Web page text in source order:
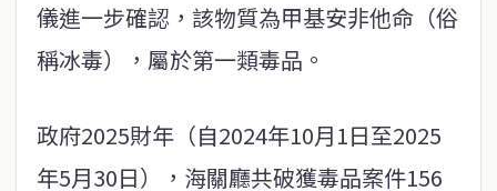
儀進一步確認，該物質為甲基安非他命（俗
稱冰毒），屬於第一類毒品。
政府2025財年（自2024年10月1日至2025
年5月30日），海關廳共破獲毒品案件156